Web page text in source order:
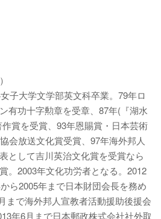
子大学文学部英文科卒業。79年ロ
有功十字勲章を受章、87年(『湖水
賞を受賞、93年恩賜賞・日本芸術
会放送文化賞受賞、97年海外邦人
として吉川英治文化賞を受賞なら
。2003年文化功労者となる。2012
ら2005年まで日本財団会長を務め
まで海外邦人宣教者活動援助後援会
年6月まで日本郵政株式会社社外取